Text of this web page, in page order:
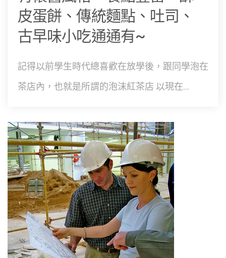
皮蛋餅、傳統麵點、吐司、
古早味小吃通通有~
記得以前學生時代總喜歡在放學後，跟同學泡在
茶店內，也就是所謂的泡沫紅茶店 以現在...